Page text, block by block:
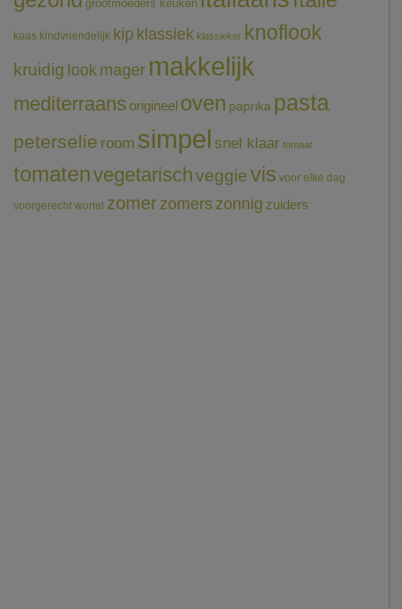
grootmoeders keuken
kaas kindvriendelijk kip klassiek klassieker knoflook
kruidig look mager makkelijk
mediterraans origineel oven paprika pasta
peterselie room simpel snel klaar tomaat
tomatenvegetarischveggievis voor elke dag
voorgerecht wortel zomerzomerszonnig zuiders